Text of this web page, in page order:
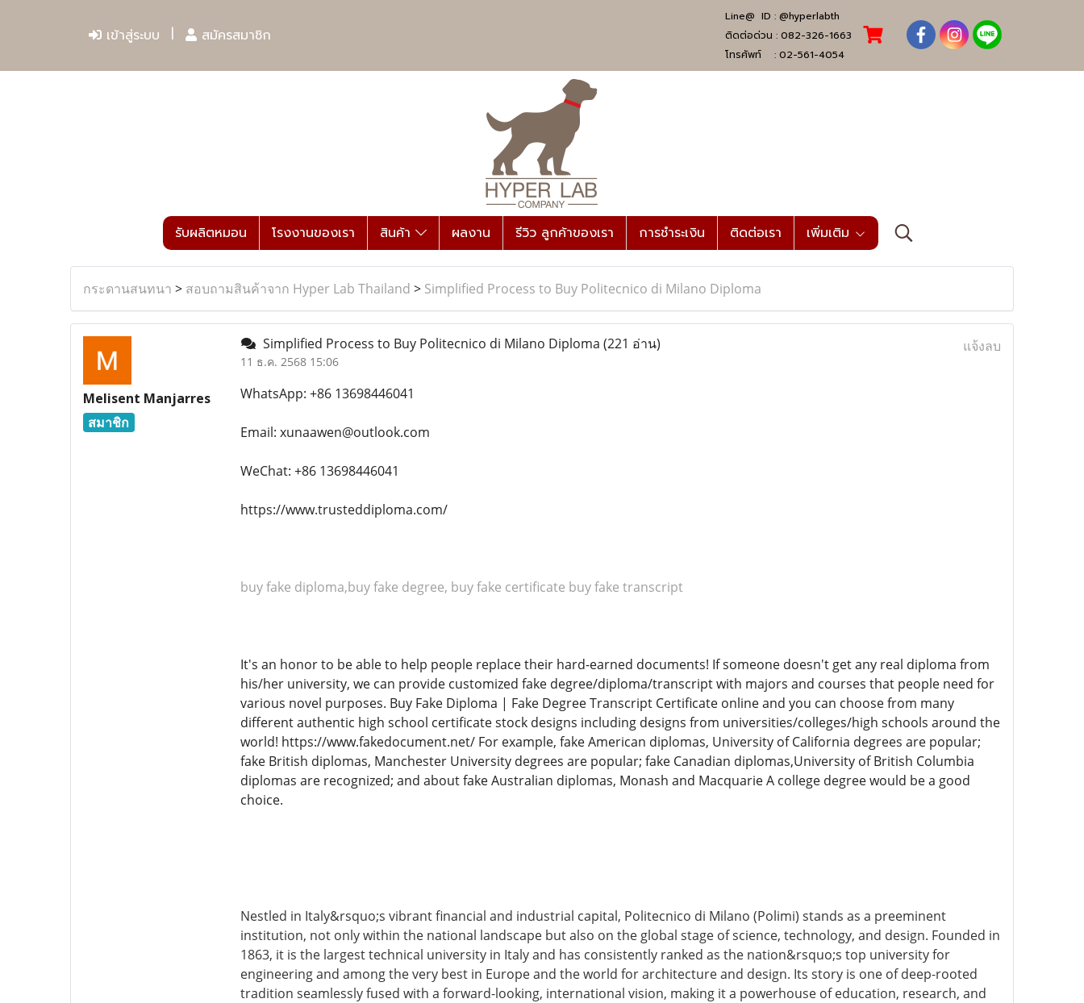
เข้าสู่ระบบ สมัครสมาชิก
Line@ ID : @hyperlabth
ติดต่อด่วน : 082-326-1663
โทรศัพท์ : 02-561-4054
รับผลิตหมอน โรงงานของเรา สินค้า ผลงาน รีวิว ลูกค้าของเรา การชำระเงิน ติดต่อเรา เพิ่มเติม
กระดานสนทนา > สอบถามสินค้าจาก Hyper Lab Thailand > Simplified Process to Buy Politecnico di Milano Diploma
Melisent Manjarres
สมาชิก
Simplified Process to Buy Politecnico di Milano Diploma (221 อ่าน)
11 ธ.ค. 2568 15:06
แจ้งลบ
WhatsApp: +86 13698446041
Email: xunaawen@outlook.com
WeChat: +86 13698446041
https://www.trusteddiploma.com/
buy fake diploma,buy fake degree, buy fake certificate buy fake transcript
It's an honor to be able to help people replace their hard-earned documents! If someone doesn't get any real diploma from
his/her university, we can provide customized fake degree/diploma/transcript with majors and courses that people need for
various novel purposes. Buy Fake Diploma | Fake Degree Transcript Certificate online and you can choose from many
different authentic high school certificate stock designs including designs from universities/colleges/high schools around the
world! https://www.fakedocument.net/ For example, fake American diplomas, University of California degrees are popular;
fake British diplomas, Manchester University degrees are popular; fake Canadian diplomas,University of British Columbia
diplomas are recognized; and about fake Australian diplomas, Monash and Macquarie A college degree would be a good
choice.
Nestled in Italy&rsquo;s vibrant financial and industrial capital, Politecnico di Milano (Polimi) stands as a preeminent
institution, not only within the national landscape but also on the global stage of science, technology, and design. Founded in
1863, it is the largest technical university in Italy and has consistently ranked as the nation&rsquo;s top university for
engineering and among the very best in Europe and the world for architecture and design. Its story is one of deep-rooted
tradition seamlessly fused with a forward-looking, international vision, making it a powerhouse of education, research, and